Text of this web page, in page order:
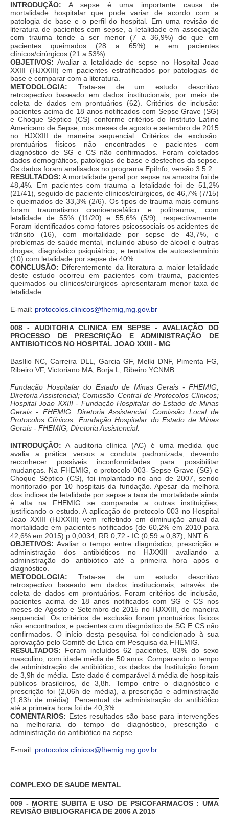
INTRODUÇÃO: A sepse é uma importante causa de
mortalidade hospitalar que pode variar de acordo com a
patologia de base e o perfil do hospital. Em uma revisão de
literatura de pacientes com sepse, a letalidade em associação
com trauma tende a ser menor (7 a 36,9%) do que em
pacientes queimados (28 a 65%) e em pacientes
clínicos/cirúrgicos (21 a 53%).
OBJETIVOS: Avaliar a letalidade de sepse no Hospital Joao
XXIII (HJXXIII) em pacientes estratificados por patologias de
base e comparar com a literatura.
METODOLOGIA: Trata-se de um estudo descritivo
retrospectivo baseado em dados institucionais, por meio de
coleta de dados em prontuários (62). Critérios de inclusão:
pacientes acima de 18 anos notificados com Sepse Grave (SG)
e Choque Séptico (CS) conforme critérios do Instituto Latino
Americano de Sepse, nos meses de agosto e setembro de 2015
no HJXXIII de maneira sequencial. Critérios de exclusão:
prontuários físicos não encontrados e pacientes com
diagnóstico de SG e CS não confirmados. Foram coletados
dados demográficos, patologias de base e desfechos da sepse.
Os dados foram analisados no programa EpiInfo, versão 3.5.2.
RESULTADOS: A mortalidade geral por sepse na amostra foi de
48,4%. Em pacientes com trauma a letalidade foi de 51,2%
(21/41), seguido de paciente clínicos/cirúrgicos, de 46,7% (7/15)
e queimados de 33,3% (2/6). Os tipos de trauma mais comuns
foram traumatismo cranioencefálico e politrauma, com
letalidade de 55% (11/20) e 55,6% (5/9), respectivamente.
Foram identificados como fatores psicossociais os acidentes de
trânsito (16), com mortalidade por sepse de 43,7%, e
problemas de saúde mental, incluindo abuso de álcool e outras
drogas, diagnóstico psiquiátrico, e tentativa de autoextermínio
(10) com letalidade por sepse de 40%.
CONCLUSÃO: Diferentemente da literatura a maior letalidade
deste estudo ocorreu em pacientes com trauma, pacientes
queimados ou clínicos/cirúrgicos apresentaram menor taxa de
letalidade.
E-mail: protocolos.clinicos@fhemig,mg.gov.br
008 - AUDITORIA CLINICA EM SEPSE - AVALIAÇÃO DO
PROCESSO DE PRESCRIÇÃO E ADMINISTRAÇÃO DE
ANTIBIOTICOS NO HOSPITAL JOAO XXIII - MG
Basílio NC, Carreira DLL, Garcia GF, Melki DNF, Pimenta FG,
Ribeiro VF, Victoriano MA, Borja L, Ribeiro YCNMB
Fundação Hospitalar do Estado de Minas Gerais - FHEMIG;
Diretoria Assistencial; Comissão Central de Protocolos Clínicos;
Hospital Joao XXIII - Fundação Hospitalar do Estado de Minas
Gerais - FHEMIG; Diretoria Assistencial; Comissão Local de
Protocolos Clínicos; Fundação Hospitalar do Estado de Minas
Gerais - FHEMIG; Diretoria Assistencial.
INTRODUÇÃO: A auditoria clínica (AC) é uma medida que
avalia a prática versus a conduta padronizada, devendo
reconhecer possíveis inconformidades para possibilitar
mudanças. Na FHEMIG, o protocolo 003- Sepse Grave (SG) e
Choque Séptico (CS), foi implantado no ano de 2007, sendo
monitorado por 10 hospitais da fundação. Apesar da melhora
dos índices de letalidade por sepse a taxa de mortalidade ainda
é alta na FHEMIG se comparada a outras instituições,
justificando o estudo. A aplicação do protocolo 003 no Hospital
Joao XXIII (HJXXIII) vem refletindo em diminuição anual da
mortalidade em pacientes notificados (de 60,2% em 2010 para
42,6% em 2015) p.0,0034, RR 0,72 - IC (0,59 a 0,87), NNT 6.
OBJETIVOS: Avaliar o tempo entre diagnóstico, prescrição e
administração dos antibióticos no HJXXIII avaliando a
administração do antibiótico até a primeira hora após o
diagnóstico.
METODOLOGIA: Trata-se de um estudo descritivo
retrospectivo baseado em dados institucionais, através de
coleta de dados em prontuários. Foram critérios de inclusão,
pacientes acima de 18 anos notificados com SG e CS nos
meses de Agosto e Setembro de 2015 no HJXXIII, de maneira
sequencial. Os critérios de exclusão foram prontuários físicos
não encontrados, e pacientes com diagnóstico de SG E CS não
confirmados. O início desta pesquisa foi condicionado à sua
aprovação pelo Comitê de Ética em Pesquisa da FHEMIG.
RESULTADOS: Foram incluídos 62 pacientes, 83% do sexo
masculino, com idade média de 50 anos. Comparando o tempo
de administração de antibiótico, os dados da Instituição foram
de 3,9h de média. Este dado é comparável á média de hospitais
públicos brasileiros, de 3,8h. Tempo entre o diagnóstico e
prescrição foi (2,06h de média), a prescrição e administração
(1,83h de média). Percentual de administração do antibiótico
até a primeira hora foi de 40,3%.
COMENTARIOS: Estes resultados são base para intervenções
na melhoraria do tempo do diagnóstico, prescrição e
administração do antibiótico na sepse.
E-mail: protocolos.clinicos@fhemig.mg.gov.br
COMPLEXO DE SAUDE MENTAL
009 - MORTE SUBITA E USO DE PSICOFARMACOS : UMA
REVISÃO BIBLIOGRAFICA DE 2006 A 2015